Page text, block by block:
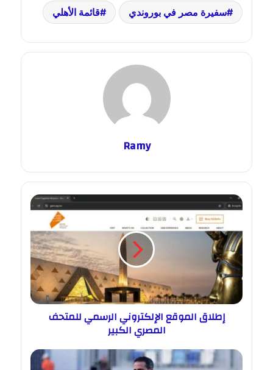
سفيرة مصر في بوروندي قائمة الأهلي
Ramy
إطلاق الموقع الإلكتروني الرسمي للمتحف
المصري الكبير